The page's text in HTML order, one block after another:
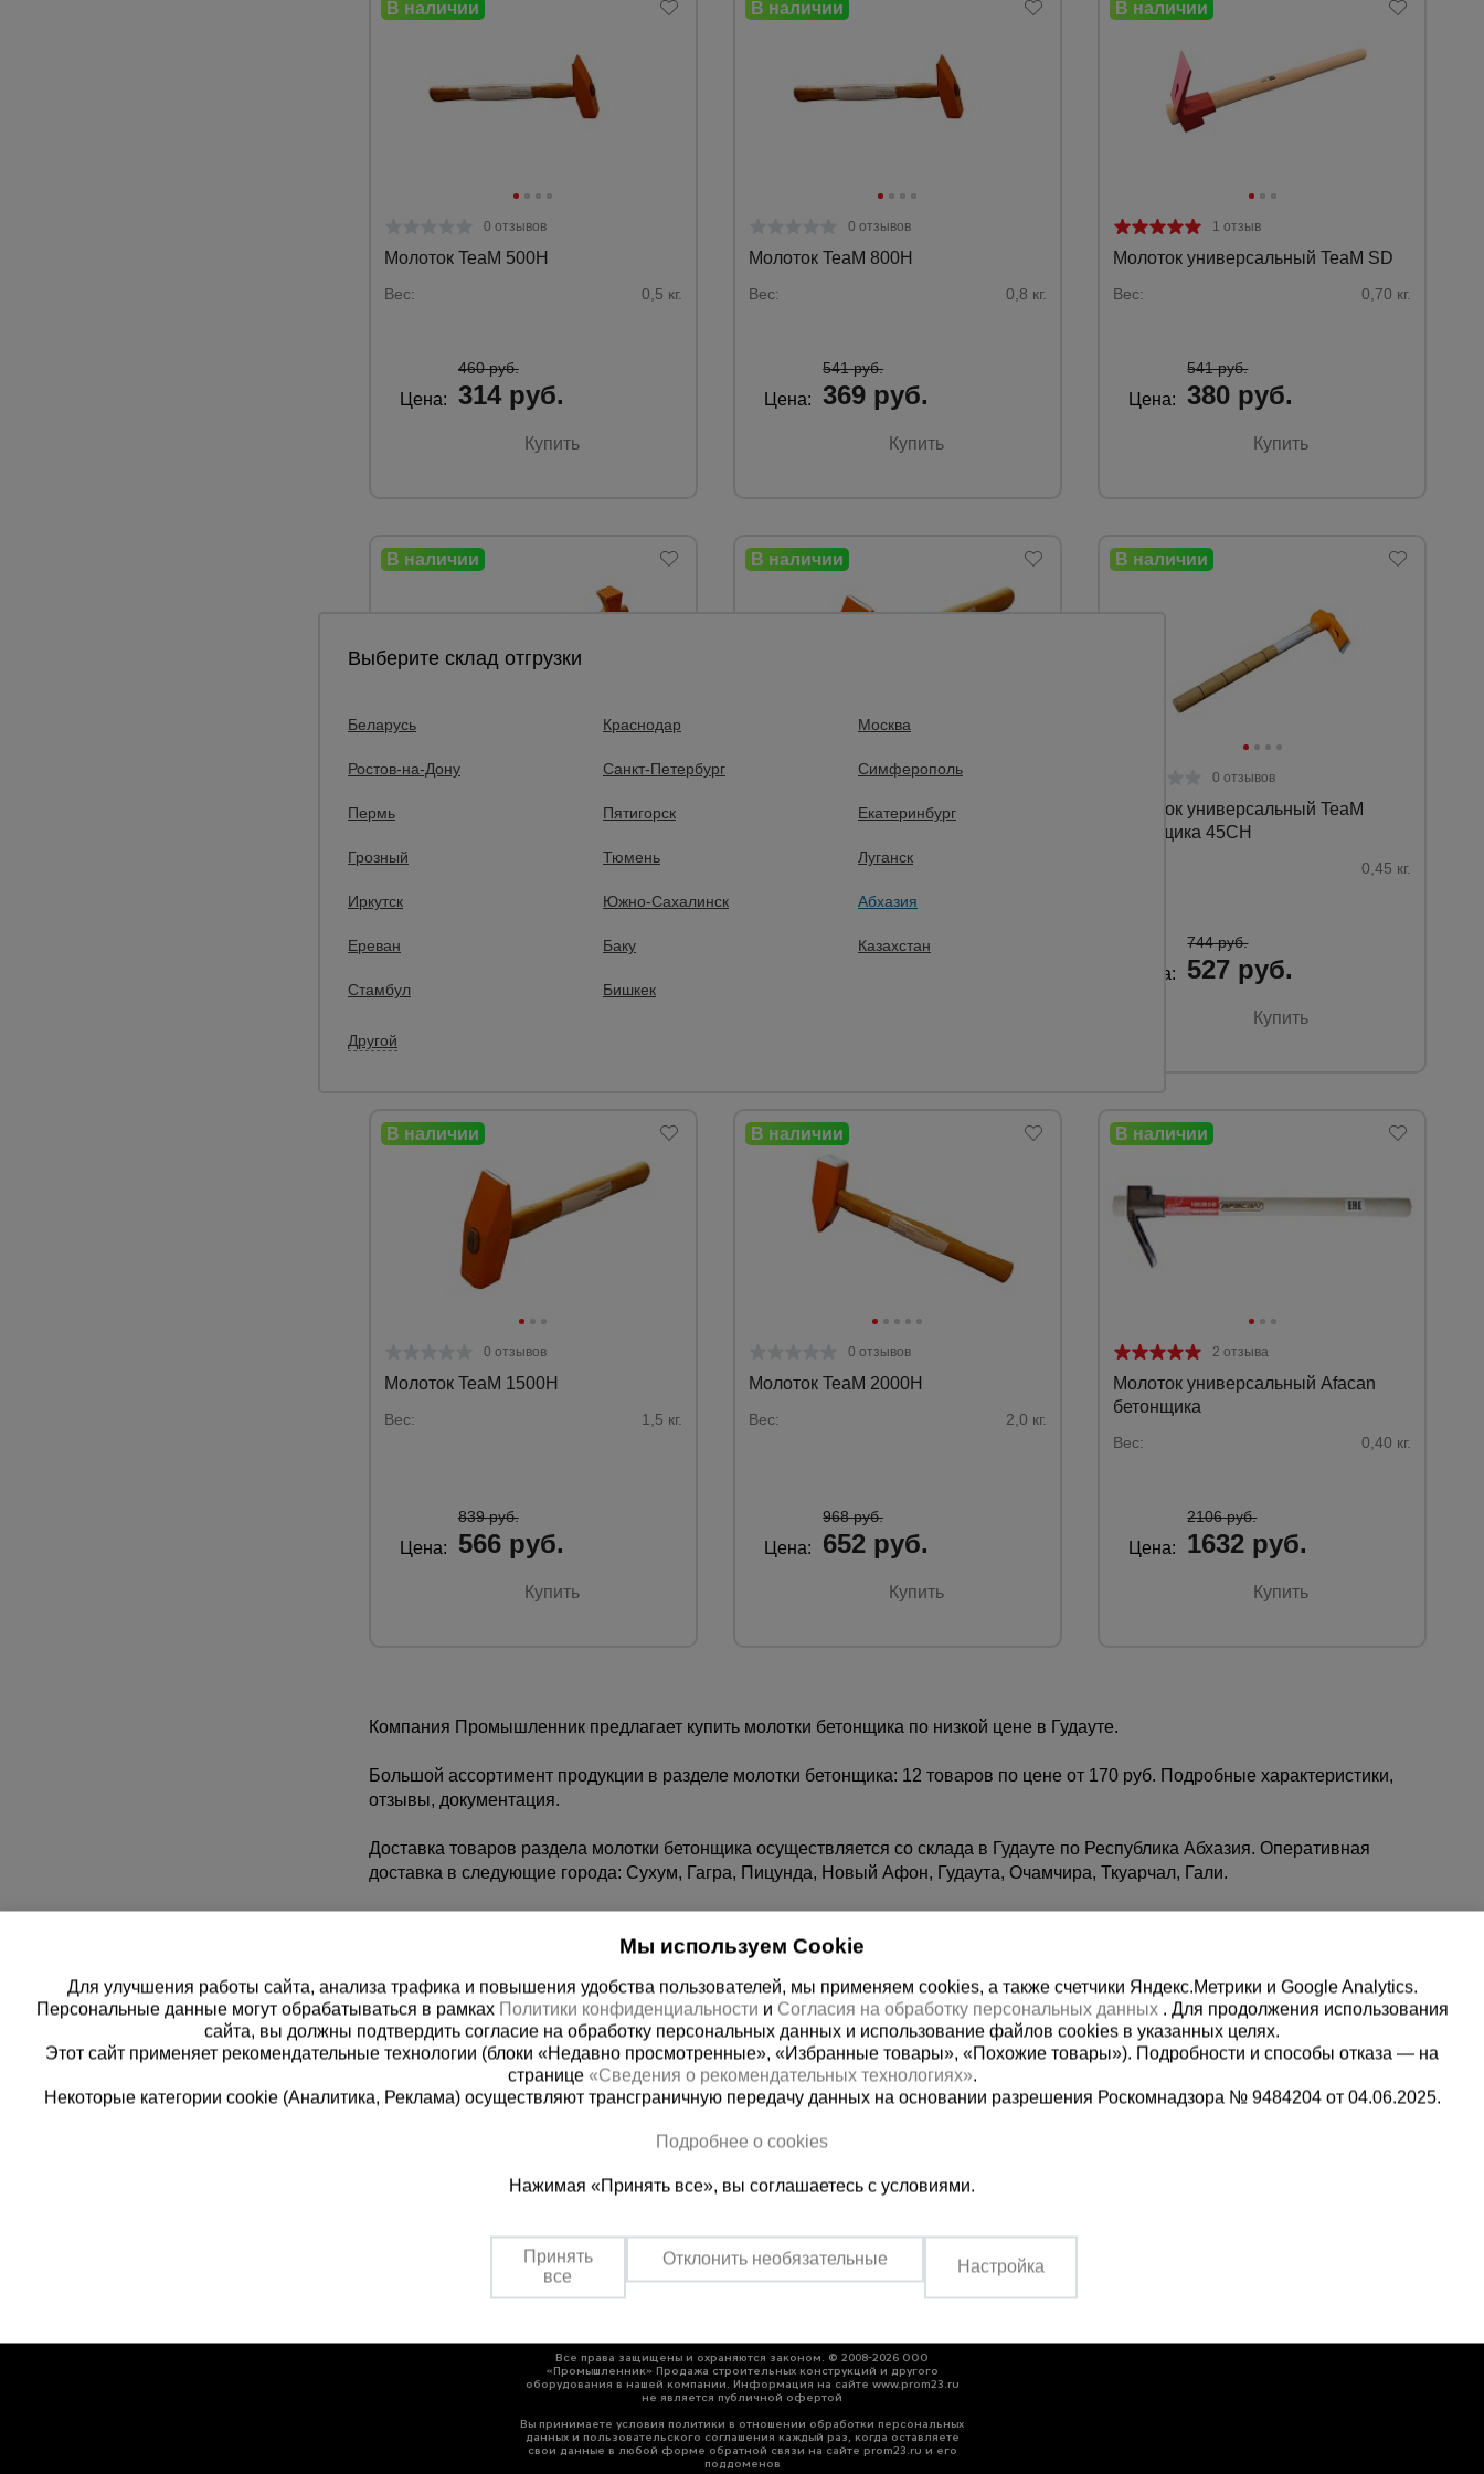
0 отзывов
Молоток TeaM 500H
Вес: 0,5 кг.
Цена:
460 руб.
314 руб.
Купить
0 отзывов
Молоток TeaM 800H
Вес: 0,8 кг.
Цена:
541 руб.
369 руб.
Купить
1 отзыв
Молоток универсальный TeaM SD
Вес: 0,70 кг.
Цена:
541 руб.
380 руб.
Купить
Молоток универсальный TeaM
Вес: 0,36 кг.
0 отзывов
Молоток TeaM 1000H
730 руб.
0 отзывов
Молоток универсальный TeaM
бетонщика 45CH
0,45 кг.
Цена:
744 руб.
527 руб.
Купить
0 отзывов
Молоток TeaM 1500H
Вес: 1,5 кг.
Цена:
839 руб.
566 руб.
Купить
0 отзывов
Молоток TeaM 2000H
Вес: 2,0 кг.
Цена:
968 руб.
652 руб.
Купить
2 отзыва
Молоток универсальный Afacan
бетонщика
Вес: 0,40 кг.
Цена:
2106 руб.
1632 руб.
Купить
Компания Промышленник предлагает купить молотки бетонщика по низкой цене в Гудауте.
Большой ассортимент продукции в разделе молотки бетонщика: 12 товаров по цене от 170 руб. Подробные характеристики,
отзывы, документация.
Доставка товаров раздела молотки бетонщика осуществляется со склада в Гудауте по Республика Абхазия. Оперативная
доставка в следующие города: Сухум, Гагра, Пицунда, Новый Афон, Гудаута, Очамчира, Ткуарчал, Гали.
8 (800) 200-25-90
Заказать звонок
+7 (940)979-69-69
Заказать звонок
Мы в социальных сетях:
Все права защищены и охраняются законом. © 2008-2026 ООО
«Промышленник» Продажа строительных конструкций и другого
оборудования в нашей компании. Информация на сайте www.prom23.ru
не является публичной офертой
Вы принимаете условия политики в отношении обработки персональных
данных и пользовательского соглашения каждый раз, когда оставляете
свои данные в любой форме обратной связи на сайте prom23.ru и его
поддоменов
Выберите склад отгрузки
Беларусь Краснодар Москва
Ростов-на-Дону Санкт-Петербург Симферополь
Пермь Пятигорск Екатеринбург
Грозный Тюмень Луганск
Иркутск Южно-Сахалинск Абхазия
Ереван Баку Казахстан
Стамбул Бишкек
Другой
Мы используем Cookie
Для улучшения работы сайта, анализа трафика и повышения удобства пользователей, мы применяем cookies, а также счетчики Яндекс.Метрики и Google Analytics.
Персональные данные могут обрабатываться в рамках Политики конфиденциальности и Согласия на обработку персональных данных . Для продолжения использования
сайта, вы должны подтвердить согласие на обработку персональных данных и использование файлов cookies в указанных целях.
Этот сайт применяет рекомендательные технологии (блоки «Недавно просмотренные», «Избранные товары», «Похожие товары»). Подробности и способы отказа — на
странице «Сведения о рекомендательных технологиях».
Некоторые категории cookie (Аналитика, Реклама) осуществляют трансграничную передачу данных на основании разрешения Роскомнадзора № 9484204 от 04.06.2025.
Подробнее о cookies
Нажимая «Принять все», вы соглашаетесь с условиями.
Принять
все
Отклонить необязательные Настройка